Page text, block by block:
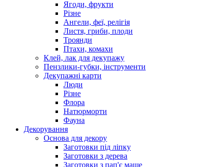
Ягоди, фрукти
Різне
Ангели, феї, релігія
Листя, гриби, плоди
Троянди
Птахи, комахи
Клей, лак для декупажу
Пензлики-губки, інструменти
Декупажні карти
Люди
Різне
Флора
Натюрморти
Фауна
Декорування
Основа для декору
Заготовки під ліпку
Заготовки з дерева
Заготовки з пап'є маше